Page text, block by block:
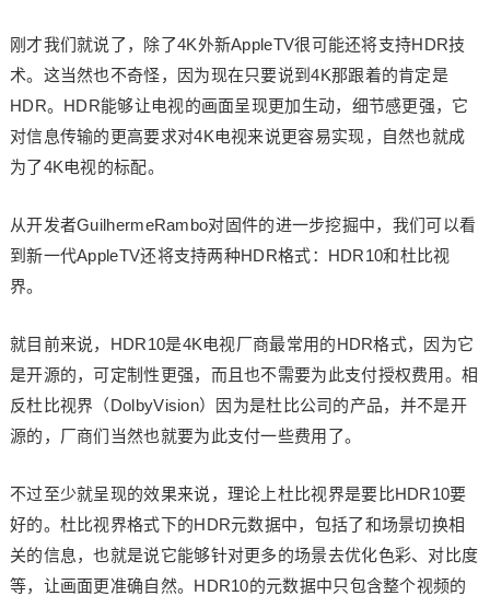
刚才我们就说了，除了4K外新AppleTV很可能还将支持HDR技
术。这当然也不奇怪，因为现在只要说到4K那跟着的肯定是
HDR。HDR能够让电视的画面呈现更加生动，细节感更强，它
对信息传输的更高要求对4K电视来说更容易实现，自然也就成
为了4K电视的标配。
从开发者GuilhermeRambo对固件的进一步挖掘中，我们可以看
到新一代AppleTV还将支持两种HDR格式：HDR10和杜比视
界。
就目前来说，HDR10是4K电视厂商最常用的HDR格式，因为它
是开源的，可定制性更强，而且也不需要为此支付授权费用。相
反杜比视界（DolbyVision）因为是杜比公司的产品，并不是开
源的，厂商们当然也就要为此支付一些费用了。
不过至少就呈现的效果来说，理论上杜比视界是要比HDR10要
好的。杜比视界格式下的HDR元数据中，包括了和场景切换相
关的信息，也就是说它能够针对更多的场景去优化色彩、对比度
等，让画面更准确自然。HDR10的元数据中只包含整个视频的